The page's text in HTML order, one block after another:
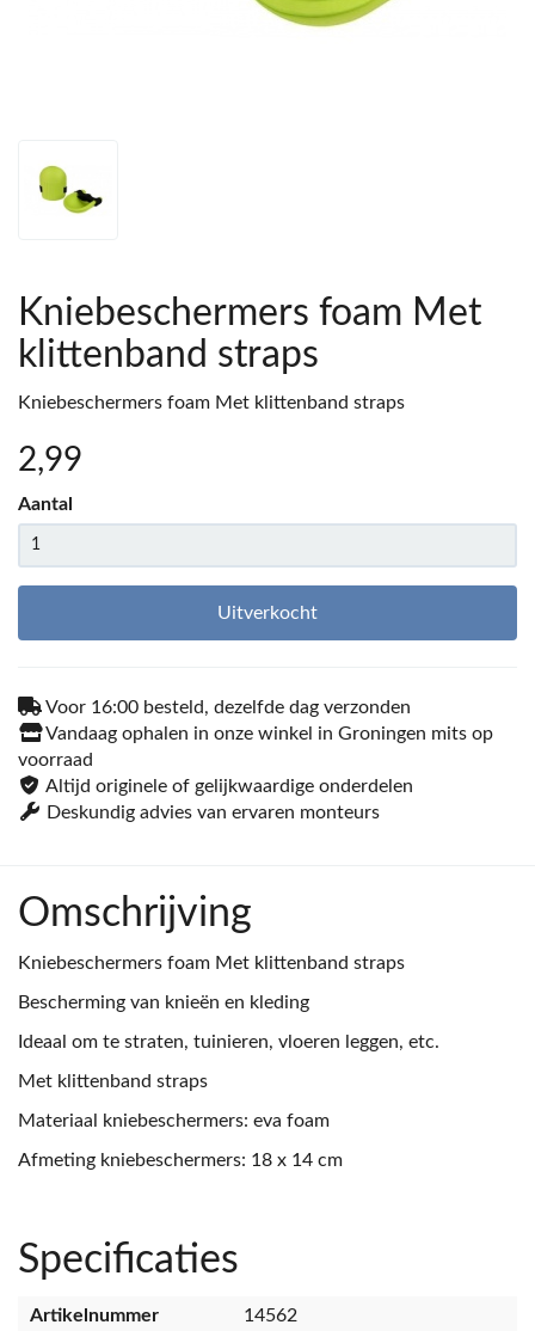
Kniebeschermers foam Met
klittenband straps
Kniebeschermers foam Met klittenband straps
2,99
Aantal
Uitverkocht
Voor 16:00 besteld, dezelfde dag verzonden
Vandaag ophalen in onze winkel in Groningen mits op
voorraad
Altijd originele of gelijkwaardige onderdelen
Deskundig advies van ervaren monteurs
Omschrijving
Kniebeschermers foam Met klittenband straps
Bescherming van knieën en kleding
Ideaal om te straten, tuinieren, vloeren leggen, etc.
Met klittenband straps
Materiaal kniebeschermers: eva foam
Afmeting kniebeschermers: 18 x 14 cm
Specificaties
Artikelnummer
14562